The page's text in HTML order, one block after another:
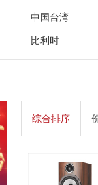
中国台湾
比利时
综合排序